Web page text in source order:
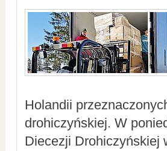
Holandii
drohiczyńskiej. W
Diecezji Drohiczyńskiej